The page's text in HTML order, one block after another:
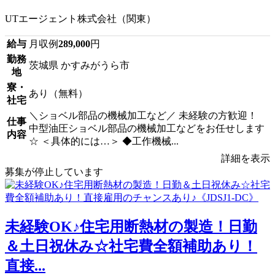
UTエージェント株式会社（関東）
給与 月収例289,000円
勤務
地
茨城県 かすみがうら市
寮・
社宅
あり（無料）
仕事
内容
＼ショベル部品の機械加工など／ 未経験の方歓迎！
中型油圧ショベル部品の機械加工などをお任せします
☆ ＜具体的には…＞ ◆工作機械...
詳細を表示
募集が停止しています
未経験OK♪住宅用断熱材の製造！日勤
＆土日祝休み☆社宅費全額補助あり！
直接...